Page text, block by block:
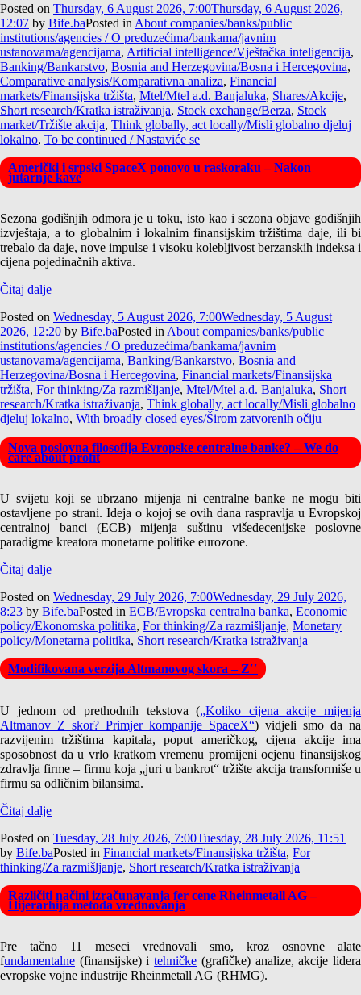
Posted on Thursday, 6 August 2026, 7:00Thursday, 6 August 2026,
12:07 by Bife.baPosted in About companies/banks/public
institutions/agencies / O preduzećima/bankama/javnim
ustanovama/agencijama, Artificial intelligence/Vještačka inteligencija,
Banking/Bankarstvo, Bosnia and Herzegovina/Bosna i Hercegovina,
Comparative analysis/Komparativna analiza, Financial
markets/Finansijska tržišta, Mtel/Mtel a.d. Banjaluka, Shares/Akcije,
Short research/Kratka istraživanja, Stock exchange/Berza, Stock
market/Tržište akcija, Think globally, act locally/Misli globalno djeluj
lokalno, To be continued / Nastaviće se
Američki i srpski SpaceX ponovo u raskoraku – Nakon
jutarnje kave
Sezona godišnjih odmora je u toku, isto kao i sezona objave godišnjih
izvještaja, a to globalnim i lokalnim finansijskim tržištima daje, ili bi
trebalo da daje, nove impulse i visoku kolebljivost berzanskih indeksa i
cijena pojedinačnih aktiva.
Čitaj dalje
Posted on Wednesday, 5 August 2026, 7:00Wednesday, 5 August
2026, 12:20 by Bife.baPosted inAbout companies/banks/public
institutions/agencies / O preduzećima/bankama/javnim
ustanovama/agencijama, Banking/Bankarstvo, Bosnia and
Herzegovina/Bosna i Hercegovina, Financial markets/Finansijska
tržišta, For thinking/Za razmišljanje, Mtel/Mtel a.d. Banjaluka, Short
research/Kratka istraživanja, Think globally, act locally/Misli globalno
djeluj lokalno, With broadly closed eyes/Širom zatvorenih očiju
Nova poslovna filosofija Evropske centralne banke? – We do
care about profit
U svijetu koji se ubrzano mijenja ni centralne banke ne mogu biti
ostavljene po strani. Ideja o kojoj se ovih dana raspravlja u Evropskoj
centralnoj banci (ECB) mijenja suštinu višedecenijske poslovne
paradigme kreatora monetarne politike eurozone.
Čitaj dalje
Posted on Wednesday, 29 July 2026, 7:00Wednesday, 29 July 2026,
8:23 by Bife.baPosted in ECB/Evropska centralna banka, Economic
policy/Ekonomska politika, For thinking/Za razmišljanje, Monetary
policy/Monetarna politika, Short research/Kratka istraživanja
Modifikovana verzija Altmanovog skora – Z′′
U jednom od prethodnih tekstova („Koliko cijena akcije mijenja
Altmanov Z skor? Primjer kompanije SpaceX“) vidjeli smo da na
razvijenim tržištima kapitala, poput američkog, cijena akcije ima
sposobnost da u vrlo kratkom vremenu promijeni ocjenu finansijskog
zdravlja firme – firmu koja „juri u bankrot“ tržište akcija transformiše u
firmu sa odličnim bilansima.
Čitaj dalje
Posted on Tuesday, 28 July 2026, 7:00Tuesday, 28 July 2026, 11:51
by Bife.baPosted in Financial markets/Finansijska tržišta, For
thinking/Za razmišljanje, Short research/Kratka istraživanja
Različiti načini izračunavanja fer cene Rheinmetall AG –
Hijerarhija metoda vrednovanja
Pre tačno 11 meseci vrednovali smo, kroz osnovne alate
fundamentalne (finansijske) itehničke (grafičke) analize, akcije lidera
evropske vojne industrije Rheinmetall AG (RHMG).